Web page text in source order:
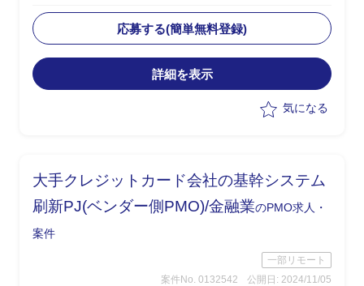
遂行を想定
-テスト・移行計画策定・準備支援
-業務構築支援
-カード会員・加盟店向け告知支援
応募する(簡単無料登録)
詳細を表示
気になる
大手クレジットカード会社の基幹システム
刷新PJ(ベンダー側PMO)/金融業のPMO求人・
案件
一部リモート
案件No. 0132542
公開日: 2024/11/05